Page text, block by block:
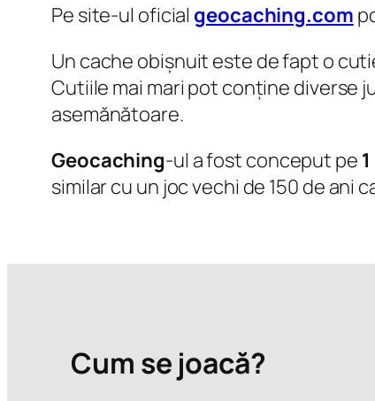
Pe site-ul oficial geocaching.com
Un cache obișnuit este de fapt o
Cutiile mai mari pot conține diverse
asemănătoare.
Geocaching-ul a fost conceput pe
similar cu un joc vechi de 150 de ani
Cum se joacă?